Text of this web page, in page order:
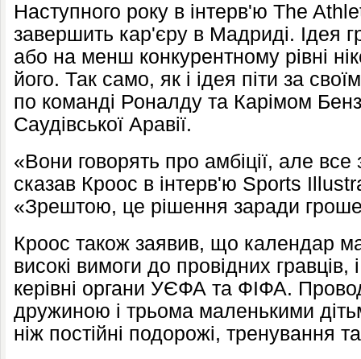
Наступного року в інтерв'ю The
завершить кар'єру в Мадриді. Ідея
або на менш конкурентному рівні
його. Так само, як і ідея піти за
по команді Роналду та Карімом
Саудівської Аравії.
«Вони говорять про амбіції, але
сказав Кроос в інтерв'ю Sports
«Зрештою, це рішення заради
Кроос також заявив, що календар
високі вимоги до провідних гравців,
керівні органи УЄФА та ФІФА.
дружиною і трьома маленькими
ніж постійні подорожі, тренування та